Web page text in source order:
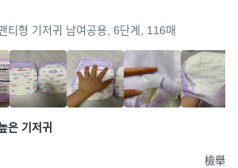
티형 기저귀 남여공용, 6단계, 116매
은 기저귀
檢舉